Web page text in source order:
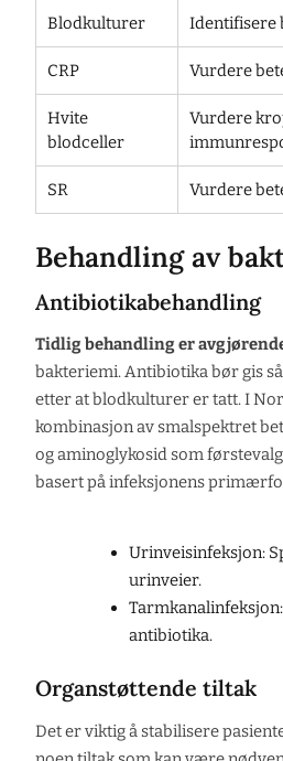
Blodkulturer Identifisere
CRP Vurdere
Hvite
blodceller
Vurdere
SR Vurdere
Behandling av
Antibiotikabehandling
Tidlig behandling er
bakteriemi. Antibiotika bør gis
etter at blodkulturer er tatt. I
kombinasjon av smalspektret
og aminoglykosid som
basert på infeksjonens
Urinveisinfeksjon:
urinveier.
antibiotika.
Organstøttende tiltak
Det er viktig å stabilisere